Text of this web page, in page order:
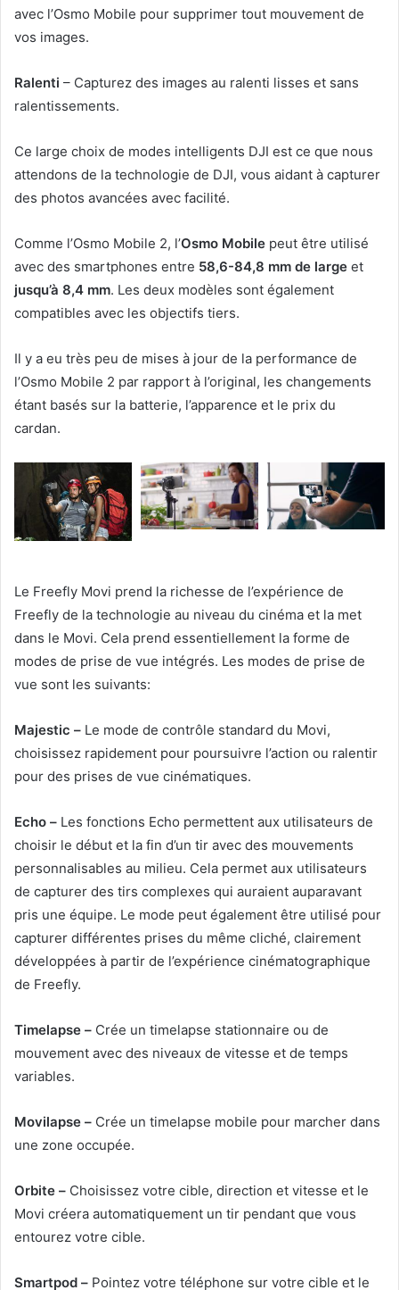
avec l’Osmo Mobile pour supprimer tout mouvement de
vos images.
Ralenti – Capturez des images au ralenti lisses et sans
ralentissements.
Ce large choix de modes intelligents DJI est ce que nous
attendons de la technologie de DJI, vous aidant à capturer
des photos avancées avec facilité.
Comme l’Osmo Mobile 2, l’Osmo Mobile peut être utilisé
avec des smartphones entre 58,6-84,8 mm de large et
jusqu’à 8,4 mm. Les deux modèles sont également
compatibles avec les objectifs tiers.
Il y a eu très peu de mises à jour de la performance de
l’Osmo Mobile 2 par rapport à l’original, les changements
étant basés sur la batterie, l’apparence et le prix du
cardan.
Le Freefly Movi prend la richesse de l’expérience de
Freefly de la technologie au niveau du cinéma et la met
dans le Movi. Cela prend essentiellement la forme de
modes de prise de vue intégrés. Les modes de prise de
vue sont les suivants:
Majestic – Le mode de contrôle standard du Movi,
choisissez rapidement pour poursuivre l’action ou ralentir
pour des prises de vue cinématiques.
Echo – Les fonctions Echo permettent aux utilisateurs de
choisir le début et la fin d’un tir avec des mouvements
personnalisables au milieu. Cela permet aux utilisateurs
de capturer des tirs complexes qui auraient auparavant
pris une équipe. Le mode peut également être utilisé pour
capturer différentes prises du même cliché, clairement
développées à partir de l’expérience cinématographique
de Freefly.
Timelapse – Crée un timelapse stationnaire ou de
mouvement avec des niveaux de vitesse et de temps
variables.
Movilapse – Crée un timelapse mobile pour marcher dans
une zone occupée.
Orbite – Choisissez votre cible, direction et vitesse et le
Movi créera automatiquement un tir pendant que vous
entourez votre cible.
Smartpod – Pointez votre téléphone sur votre cible et le